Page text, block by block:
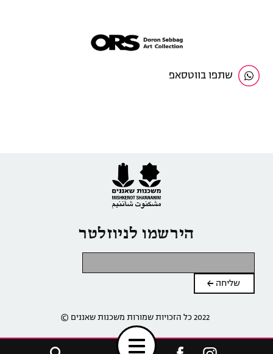
Toggle
שתפו בווטסאפ
הירשמו לניוזלטר
2022 כל הזכויות שמורות משכנות שאננים ©